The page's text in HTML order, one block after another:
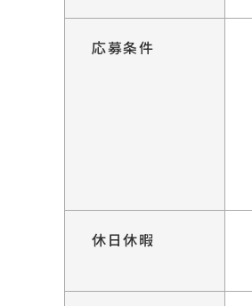
応募条件
休日休暇